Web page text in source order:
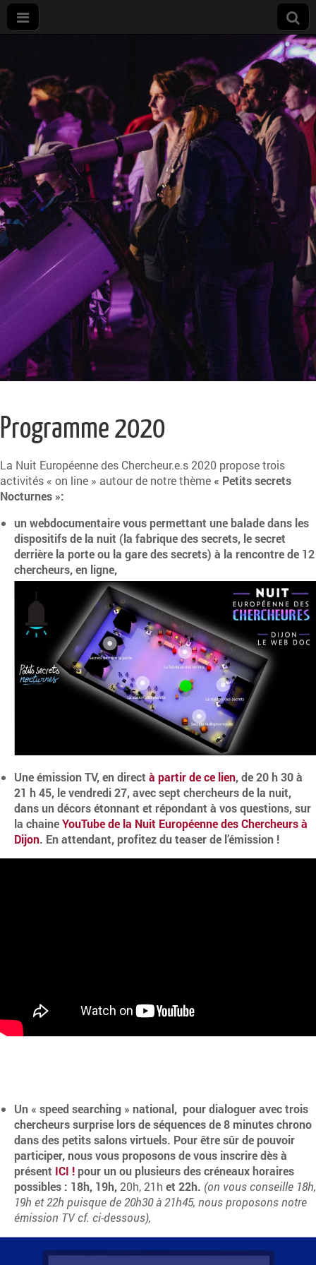
Nuit
européenne
des
chercheurs
à Dijon
Programme 2020
La Nuit Européenne des Chercheur.e.s 2020 propose trois
activités « on line » autour de notre thème « Petits secrets
Nocturnes »:
un webdocumentaire vous permettant une balade dans les
dispositifs de la nuit (la fabrique des secrets, le secret
derrière la porte ou la gare des secrets) à la rencontre de 12
chercheurs, en ligne,
Une émission TV, en direct à partir de ce lien, de 20 h 30 à
21 h 45, le vendredi 27, avec sept chercheurs de la nuit,
dans un décors étonnant et répondant à vos questions, sur
la chaineYouTube de la Nuit Européenne des Chercheurs à
Dijon. En attendant, profitez du teaser de l’émission !
Un « speed searching » national, pour dialoguer avec trois
chercheurs surprise lors de séquences de 8 minutes chrono
dans des petits salons virtuels. Pour être sûr de pouvoir
participer, nous vous proposons de vous inscrire dès à
présent ICI ! pour un ou plusieurs des créneaux horaires
possibles : 18h, 19h, 20h, 21h et 22h. (on vous conseille 18h,
19h et 22h puisque de 20h30 à 21h45, nous proposons notre
émission TV cf. ci-dessous),